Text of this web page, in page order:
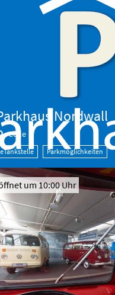
Nordwall
Celle
eTankstelle Parkmöglichkeiten
um 10:00 Uhr